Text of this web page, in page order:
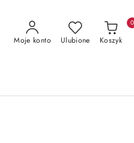
Moje konto Ulubione Koszyk
0